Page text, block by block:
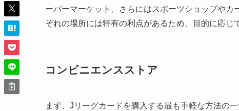
ーパーマーケット、さらにはスポーツショップや
ぞれの場所には特有の利点があるため、目的に応じ
コンビニエンスストア
まず、Jリーグカードを購入する最も手軽な方法の